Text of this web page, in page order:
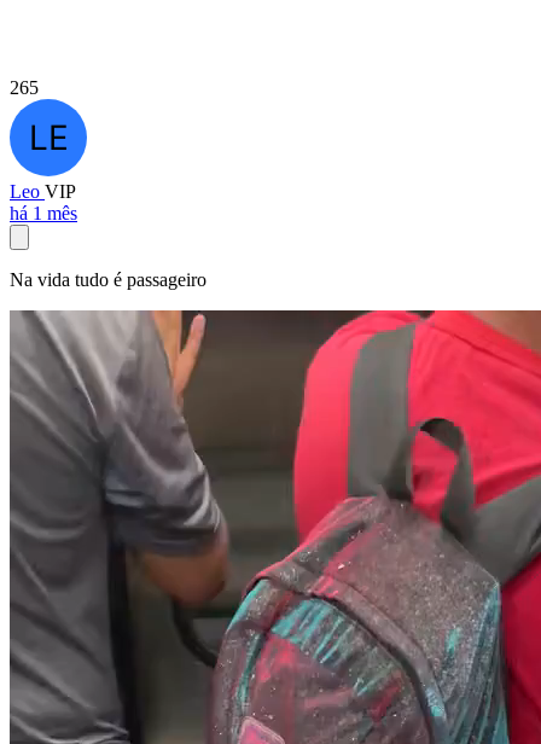
265
Leo VIP
há 1 mês
Na vida tudo é passageiro